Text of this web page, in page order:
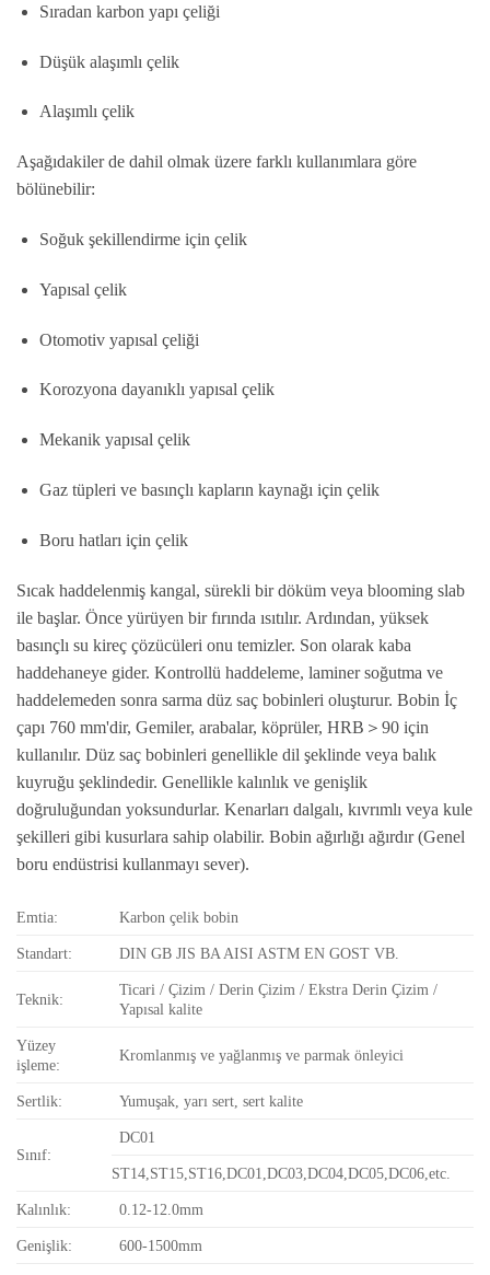
Sıradan karbon yapı çeliği
Düşük alaşımlı çelik
Alaşımlı çelik
Aşağıdakiler de dahil olmak üzere farklı kullanımlara göre
bölünebilir:
Soğuk şekillendirme için çelik
Yapısal çelik
Otomotiv yapısal çeliği
Korozyona dayanıklı yapısal çelik
Mekanik yapısal çelik
Gaz tüpleri ve basınçlı kapların kaynağı için çelik
Boru hatları için çelik
Sıcak haddelenmiş kangal, sürekli bir döküm veya blooming slab
ile başlar. Önce yürüyen bir fırında ısıtılır. Ardından, yüksek
basınçlı su kireç çözücüleri onu temizler. Son olarak kaba
haddehaneye gider. Kontrollü haddeleme, laminer soğutma ve
haddelemeden sonra sarma düz saç bobinleri oluşturur. Bobin İç
çapı 760 mm'dir, Gemiler, arabalar, köprüler, HRB＞90 için
kullanılır. Düz saç bobinleri genellikle dil şeklinde veya balık
kuyruğu şeklindedir. Genellikle kalınlık ve genişlik
doğruluğundan yoksundurlar. Kenarları dalgalı, kıvrımlı veya kule
şekilleri gibi kusurlara sahip olabilir. Bobin ağırlığı ağırdır (Genel
boru endüstrisi kullanmayı sever).
Emtia: Karbon çelik bobin
Standart: DIN GB JIS BA AISI ASTM EN GOST VB.
Teknik:
Ticari / Çizim / Derin Çizim / Ekstra Derin Çizim /
Yapısal kalite
Yüzey
işleme:
Kromlanmış ve yağlanmış ve parmak önleyici
Sertlik: Yumuşak, yarı sert, sert kalite
Sınıf:
DC01
ST14,ST15,ST16,DC01,DC03,DC04,DC05,DC06,etc.
Kalınlık: 0.12-12.0mm
Genişlik: 600-1500mm